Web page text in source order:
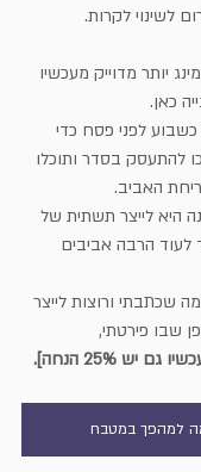
לשינוי לקרות.
יותר מדוייק מעכשיו
כאן.
לפני פסח כדי
להתעסק בסדר ותוכלו
האביב.
היא לייצר תשתית של
הרבה אביבים
שכתבתי ורוצות לייצר
שבו פירטתי,
גם יש 25% הנחה].
למהפך במטבח